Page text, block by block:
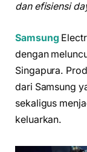
dan efisiensi
Samsung
dengan
Singapura.
dari Samsung
sekaligus
keluarkan.